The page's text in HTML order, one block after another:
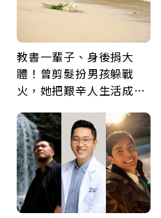
教書一輩子、身後捐大
體！曾剪髮扮男孩躲戰
火，她把艱辛人生活成風
福